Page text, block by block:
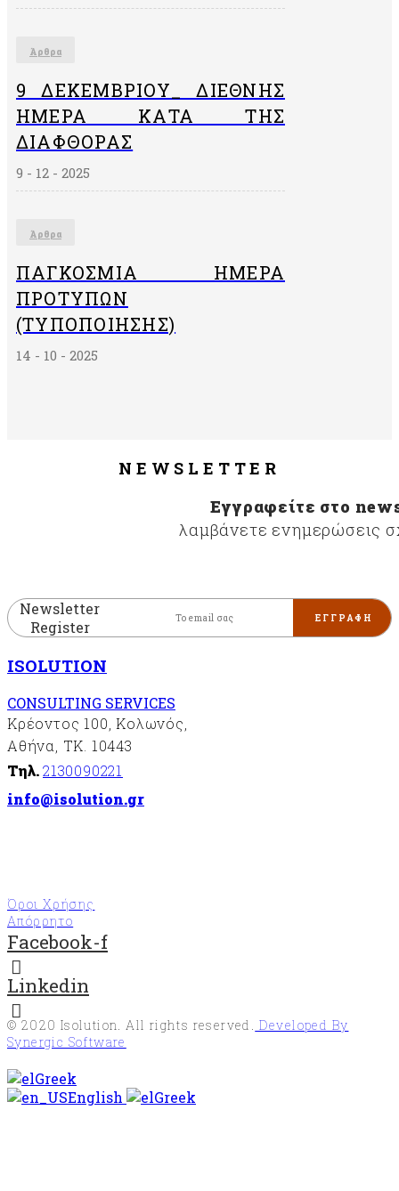
Άρθρα
9 ΔΕΚΕΜΒΡΙΟΥ_ ΔΙΕΘΝΗΣ
ΗΜΕΡΑ ΚΑΤΑ ΤΗΣ
ΔΙΑΦΘΟΡΑΣ
9 - 12 - 2025
Άρθρα
ΠΑΓΚΌΣΜΙΑ ΗΜΈΡΑ
ΠΡΟΤΎΠΩΝ
(ΤΥΠΟΠΟΊΗΣΗΣ)
14 - 10 - 2025
NEWSLETTER
Εγγραφείτε στο
λαμβάνετε ενημερώσεις
Newsletter
Register
ISOLUTION
CONSULTING SERVICES
Κρέοντος 100, Κολωνός,
Αθήνα, ΤΚ. 10443
Τηλ.2130090221
info@isolution.gr
Όροι Χρήσης
Απόρρητο
Facebook-f
Linkedin
© 2020 Isolution. All rights reserved. Developed By
Synergic Software
Greek
English
Greek